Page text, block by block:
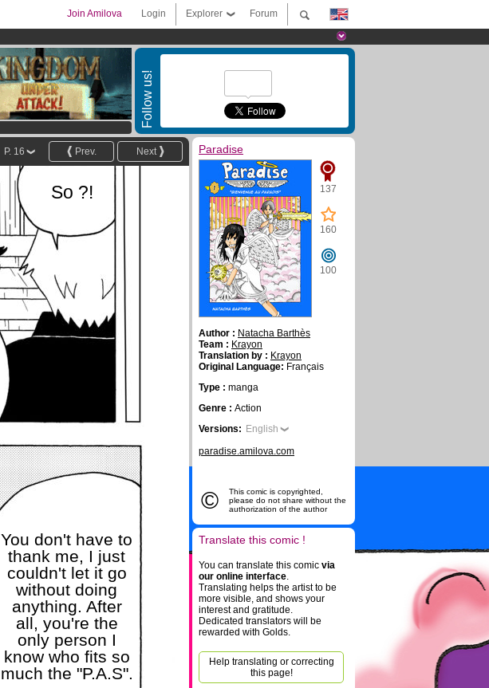
Forum
Explorer
Login
Join Amilova
Follow us!
Next
Prev.
P. 16
So ?!
You don't have to
thank me, I just
couldn't let it go
without doing
anything. After
all, you're the
only person I
know who fits so
much the "P.A.S".
Paradise
137
160
100
Author : Natacha Barthès
Team : Krayon
Translation by : Krayon
Original Language: Français
Type : manga
Genre : Action
Versions: English
paradise.amilova.com
©
This comic is copyrighted,
please do not share without the
authorization of the author
Translate this comic !
You can translate this comic via
our online interface.
Translating helps the artist to be
more visible, and shows your
interest and gratitude.
Dedicated translators will be
rewarded with Golds.
Help translating or correcting
this page!